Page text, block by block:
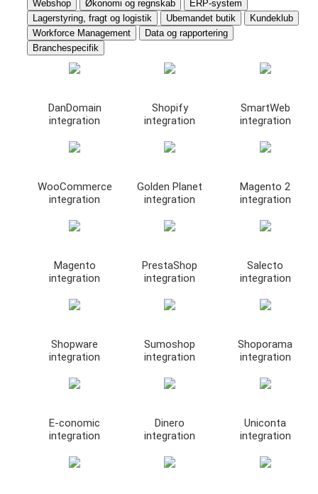
Webshop Økonomi og regnskab
ERP-system
Lagerstyring, fragt og logistik
Ubemandet butik
Kundeklub
Workforce Management
Data og rapportering
Branchespecifik
DanDomain
integration
Shopify
integration
SmartWeb
integration
WooCommerce
integration
Golden Planet
integration
Magento 2
integration
Magento
integration
PrestaShop
integration
Salecto
integration
Shopware
integration
Sumoshop
integration
Shoporama
integration
E-conomic
integration
Dinero
integration
Uniconta
integration